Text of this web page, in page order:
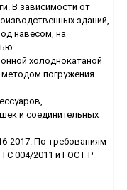
В зависимости от
зданий,
навесом, на
холоднокатаной
погружения
и соединительных
2017. По требованиям
ТС 004/2011 и ГОСТ Р